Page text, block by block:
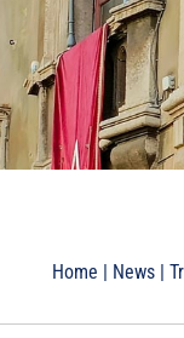
Home | News|